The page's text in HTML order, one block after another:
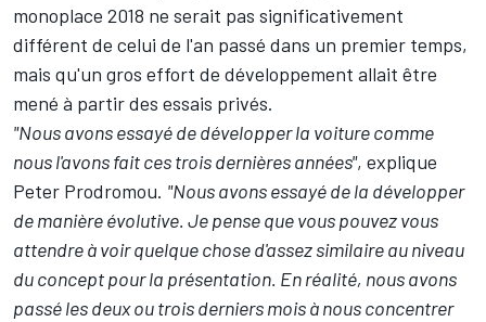
monoplace 2018 ne serait pas significativement
différent de celui de l'an passé dans un premier temps,
mais qu'un gros effort de développement allait être
mené à partir des essais privés.
"Nous avons essayé de développer la voiture comme
nous l'avons fait ces trois dernières années", explique
Peter Prodromou. "Nous avons essayé de la développer
de manière évolutive. Je pense que vous pouvez vous
attendre à voir quelque chose d'assez similaire au niveau
du concept pour la présentation. En réalité, nous avons
passé les deux ou trois derniers mois à nous concentrer